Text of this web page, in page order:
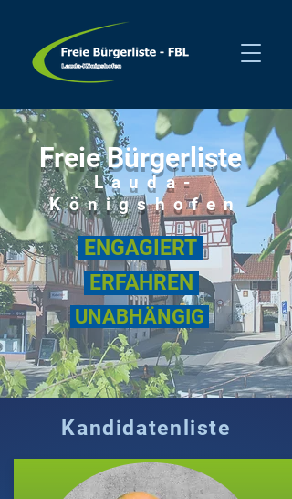
Freie Bürgerliste
Lauda-
Königshofen
ENGAGIERT
ERFAHREN
UNABHÄNGIG
Kandidatenliste